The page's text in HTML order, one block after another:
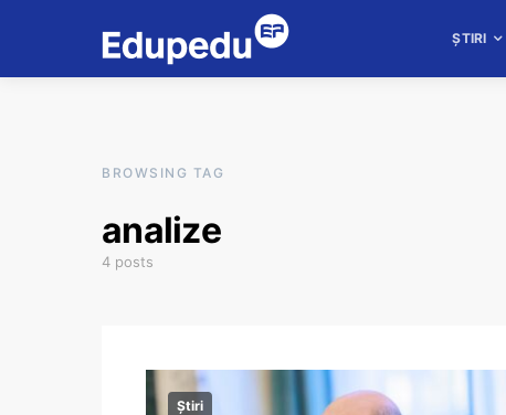
ȘTIRI
BROWSING TAG
analize
4 posts
Știri